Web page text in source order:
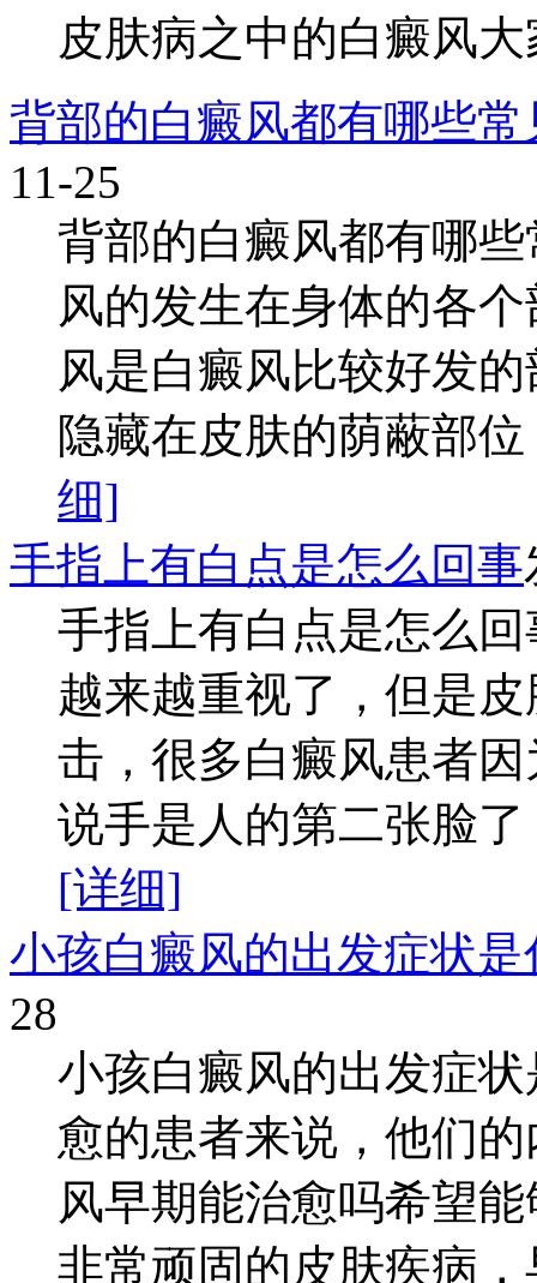
皮肤病之中的白癜风
背部的白癜风都有哪些
11-25
背部的白癜风都有哪
风的发生在身体的各
风是白癜风比较好发
隐藏在皮肤的荫蔽部
细]
手指上有白点是怎么回事
手指上有白点是怎么
越来越重视了，但是
击，很多白癜风患者
说手是人的第二张脸
[详细]
小孩白癜风的出发症状
28
小孩白癜风的出发症
愈的患者来说，他们
风早期能治愈吗希望
非常顽固的皮肤疾病